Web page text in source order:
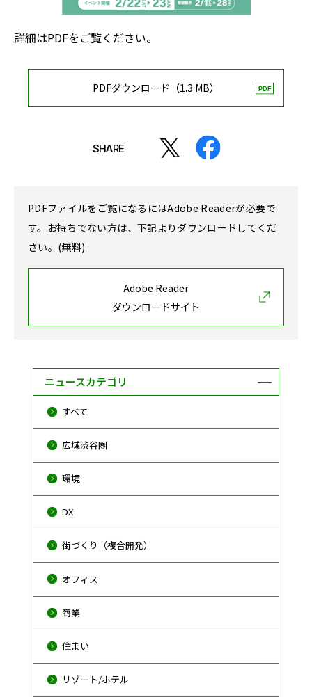
ニュースカテゴリ
すべて
広域渋谷圏
環境
DX
街づくり（複合開発）
オフィス
商業
住まい
リゾート/ホテル
詳細はPDFをご覧ください。
PDFダウンロード（1.3 MB）
SHARE
PDFファイルをご覧になるにはAdobe Readerが必要で
す。お持ちでない方は、下記よりダウンロードしてくだ
さい。(無料)
Adobe Reader
ダウンロードサイト